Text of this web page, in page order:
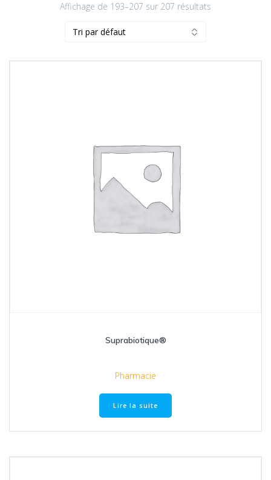
Affichage de 193–207 sur 207 résultats
Suprabiotique®
Pharmacie
Lire la suite